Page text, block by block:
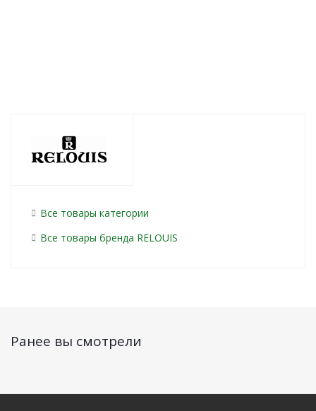
Все товары категории
Все товары бренда RELOUIS
Ранее вы смотрели